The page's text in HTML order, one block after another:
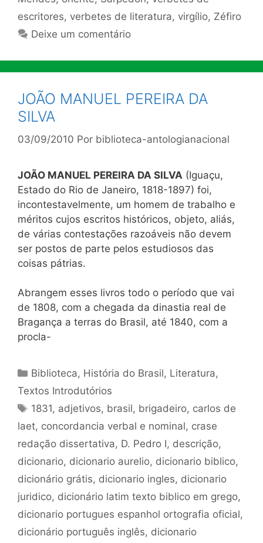
escritores, verbetes de literatura, virgílio, Zéfiro
Deixe um comentário
JOÃO MANUEL PEREIRA DA
SILVA
03/09/2010 Por biblioteca-antologianacional
JOÃO MANUEL PEREIRA DA SILVA (Iguaçu,
Estado do Rio de Janeiro, 1818-1897) foi,
incontestavelmente, um homem de trabalho e
méritos cujos escritos históricos, objeto, aliás,
de várias contestações razoáveis não devem
ser postos de parte pelos estudiosos das
coisas pátrias.
Abrangem esses livros todo o período que vai
de 1808, com a chegada da dinastia real de
Bragança a terras do Brasil, até 1840, com a
procla-
Categorias
Biblioteca, História do Brasil, Literatura,
Textos Introdutórios
Tags
1831, adjetivos, brasil, brigadeiro, carlos de
laet, concordancia verbal e nominal, crase
redação dissertativa, D. Pedro I, descrição,
dicionario, dicionario aurelio, dicionario biblico,
dicionário grátis, dicionario ingles, dicionario
juridico, dicionário latim texto biblico em grego,
dicionario portugues espanhol ortografia oficial,
dicionário português inglês, dicionario